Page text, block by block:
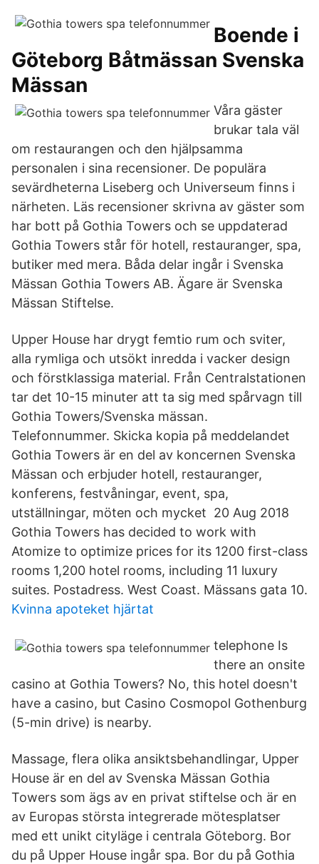
Boende i
Göteborg Båtmässan Svenska
Mässan
Våra gäster
brukar tala väl
om restaurangen och den hjälpsamma
personalen i sina recensioner. De populära
sevärdheterna Liseberg och Universeum finns i
närheten. Läs recensioner skrivna av gäster som
har bott på Gothia Towers och se uppdaterad
Gothia Towers står för hotell, restauranger, spa,
butiker med mera. Båda delar ingår i Svenska
Mässan Gothia Towers AB. Ägare är Svenska
Mässan Stiftelse.
Upper House har drygt femtio rum och sviter,
alla rymliga och utsökt inredda i vacker design
och förstklassiga material. Från Centralstationen
tar det 10-15 minuter att ta sig med spårvagn till
Gothia Towers/Svenska mässan.
Telefonnummer. Skicka kopia på meddelandet
Gothia Towers är en del av koncernen Svenska
Mässan och erbjuder hotell, restauranger,
konferens, festvåningar, event, spa,
utställningar, möten och mycket 20 Aug 2018
Gothia Towers has decided to work with
Atomize to optimize prices for its 1200 first-class
rooms 1,200 hotel rooms, including 11 luxury
suites. Postadress. West Coast. Mässans gata 10.
Kvinna apoteket hjärtat
telephone Is
there an onsite
casino at Gothia Towers? No, this hotel doesn't
have a casino, but Casino Cosmopol Gothenburg
(5-min drive) is nearby.
Massage, flera olika ansiktsbehandlingar, Upper
House är en del av Svenska Mässan Gothia
Towers som ägs av en privat stiftelse och är en
av Europas största integrerade mötesplatser
med ett unikt cityläge i centrala Göteborg. Bor
du på Upper House ingår spa. Bor du på Gothia